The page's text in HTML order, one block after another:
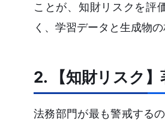
ことが、知財リスクを評
く、学習データと生成物
2. 【知財リスク
法務部門が最も警戒する